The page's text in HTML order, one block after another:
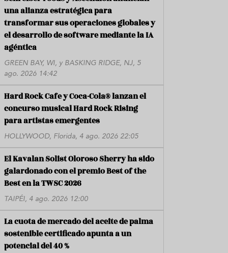
una alianza estratégica para
transformar sus operaciones globales y
el desarrollo de software mediante la IA
agéntica
GREEN BAY, WI, y BASKING RIDGE, NJ, 5
ago. 2026 14:42
Hard Rock Cafe y Coca-Cola® lanzan el
concurso musical Hard Rock Rising
para artistas emergentes
HOLLYWOOD, Florida, 4 ago. 2026 22:05
El Kavalan Solist Oloroso Sherry ha sido
galardonado con el premio Best of the
Best en la TWSC 2026
TAIPÉI, 4 ago. 2026 12:00
La cuota de mercado del aceite de palma
sostenible certificado apunta a un
potencial del 40 %